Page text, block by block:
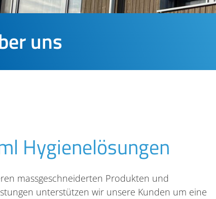
uns
Hygienelösungen
massgeschneiderten Produkten und
unterstützen wir unsere Kunden um eine